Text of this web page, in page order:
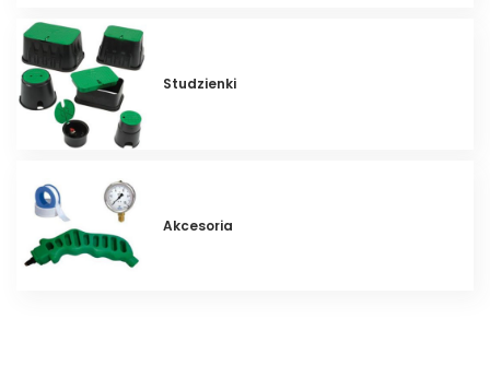
Studzienki
Akcesoria